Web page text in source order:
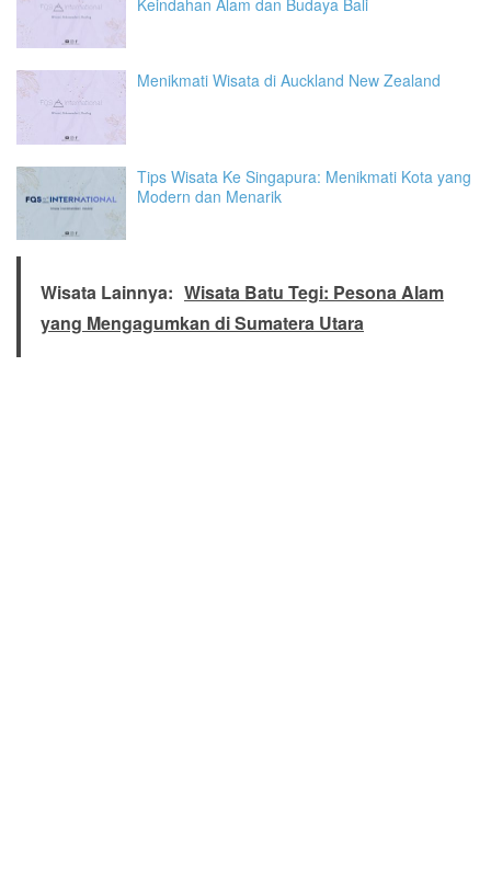
Menikmati Wisata di Auckland New Zealand
Tips Wisata Ke Singapura: Menikmati Kota yang
Modern dan Menarik
Wisata Lainnya: Wisata Batu Tegi: Pesona Alam
yang Mengagumkan di Sumatera Utara